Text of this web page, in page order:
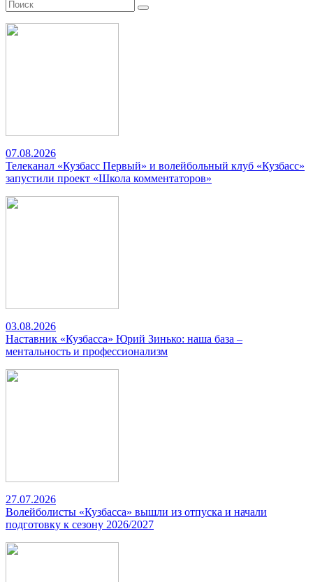
07.08.2026
Телеканал «Кузбасс Первый» и волейбольный клуб «Кузбасс»
запустили проект «Школа комментаторов»
03.08.2026
Наставник «Кузбасса» Юрий Зинько: наша база –
ментальность и профессионализм
27.07.2026
Волейболисты «Кузбасса» вышли из отпуска и начали
подготовку к сезону 2026/2027